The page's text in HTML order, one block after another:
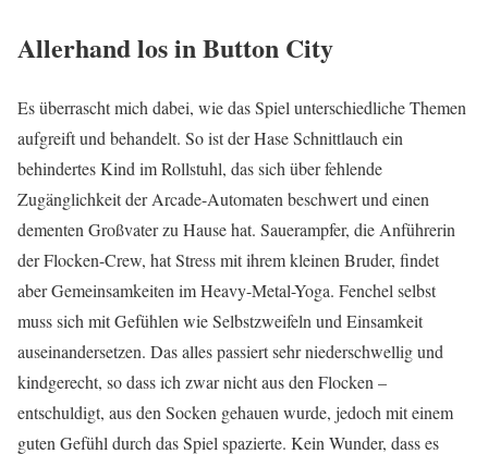
Allerhand los in Button City
Es überrascht mich dabei, wie das Spiel unterschiedliche Themen
aufgreift und behandelt. So ist der Hase Schnittlauch ein
behindertes Kind im Rollstuhl, das sich über fehlende
Zugänglichkeit der Arcade-Automaten beschwert und einen
dementen Großvater zu Hause hat. Sauerampfer, die Anführerin
der Flocken-Crew, hat Stress mit ihrem kleinen Bruder, findet
aber Gemeinsamkeiten im Heavy-Metal-Yoga. Fenchel selbst
muss sich mit Gefühlen wie Selbstzweifeln und Einsamkeit
auseinandersetzen. Das alles passiert sehr niederschwellig und
kindgerecht, so dass ich zwar nicht aus den Flocken –
entschuldigt, aus den Socken gehauen wurde, jedoch mit einem
guten Gefühl durch das Spiel spazierte. Kein Wunder, dass es